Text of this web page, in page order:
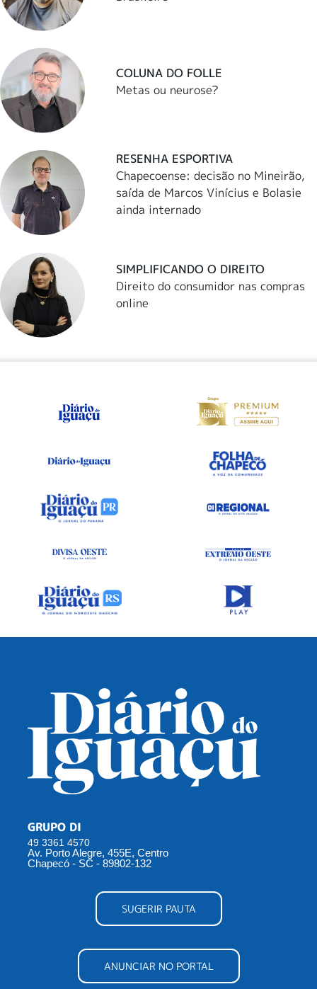
COLUNA DO FOLLE
Metas ou neurose?
RESENHA ESPORTIVA
Chapecoense: decisão no Mineirão,
saída de Marcos Vinícius e Bolasie
ainda internado
SIMPLIFICANDO O DIREITO
Direito do consumidor nas compras
online
GRUPO DI
49 3361 4570
Av. Porto Alegre, 455E, Centro
Chapecó - SC - 89802-132
SUGERIR PAUTA
ANUNCIAR NO PORTAL